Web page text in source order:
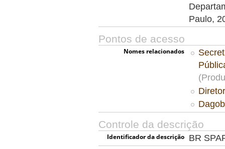
Paulo,
Pontos de acesso
Nomes relacionados
Controle da descrição
Identificador da descrição BR